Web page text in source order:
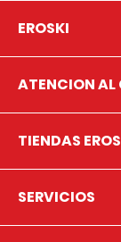
EROSKI
ATENCION AL
TIENDAS
SERVICIOS